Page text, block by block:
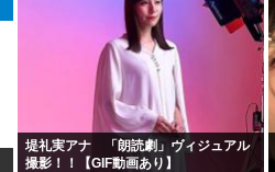
堤礼実アナ 「朗読劇」ヴィジュアル
撮影！！【GIF動画あり】